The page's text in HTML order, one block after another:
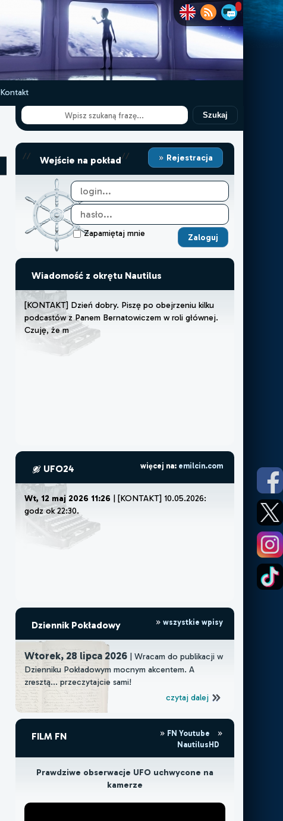
Kontakt
Szukaj
// Wejście na pokład// Rejestracja
Zapamiętaj mnie
Wiadomość z okrętu Nautilus
[KONTAKT] Dzień dobry. Piszę po obejrzeniu kilku
podcastów z Panem Bernatowiczem w roli głównej.
Czuję, że muszę lub
UFO24 więcej na: emilcin.com
Wt, 12 maj 2026 11:26 | [KONTAKT] 10.05.2026:
godz ok 22:30.
Dziennik Pokładowy wszystkie wpisy
Wtorek, 28 lipca 2026| Wracam do publikacji w
Dzienniku Pokładowym mocnym akcentem. A
zresztą... przeczytajcie sami!
czytaj dalej
FILM FN
FN Youtube
NautilusHD
Prawdziwe obserwacje UFO uchwycone na
kamerze